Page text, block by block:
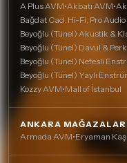
A Plus AVM•Akbatı AVM•
Bağdat Cad. Hi-Fi, Pro
Beyoğlu (Tünel) Akustik &
Beyoğlu (Tünel) Davul &
Beyoğlu (Tünel) Nefesli
Beyoğlu (Tünel) Yaylı
Kozzy AVM•Mall of İstanbul
ANKARA
Armada AVM•Eryaman